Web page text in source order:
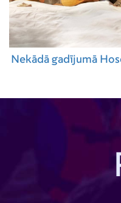
Nekādā gadījumā